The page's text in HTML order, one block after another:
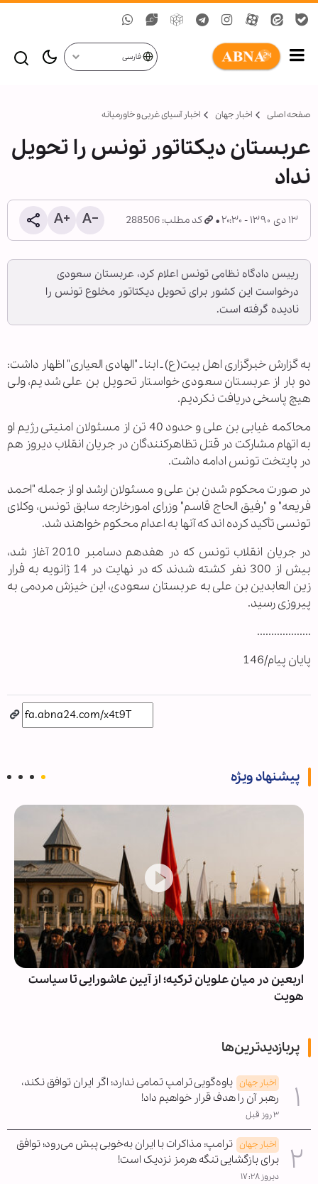
فارسی
صفحه اصلی اخبار جهان اخبار آسیای غربی و خاورمیانه
عربستان دیکتاتور تونس را تحویل
نداد
۱۳ دی ۱۳۹۰ - ۲۰:۳۰ کد مطلب: 288506
رییس دادگاه نظامی تونس اعلام کرد، عربستان سعودی
درخواست این کشور برای تحویل دیکتاتور مخلوع تونس را
نادیده گرفته است.
به گزارش خبرگزاری اهل بیت(ع) ـ ابنا ـ "الهادی العیاری" اظهار داشت:
دو بار از عربستان سعودی خواستار تحویل بن علی شدیم، ولی
هیچ پاسخی دریافت نکردیم.
محاکمه غیابی بن علی و حدود 40 تن از مسئولان امنیتی رژیم او
به اتهام مشارکت در قتل تظاهرکنندگان در جریان انقلاب دیروز هم
در پایتخت تونس ادامه داشت.
در صورت محکوم شدن بن علی و مسئولان ارشد او از جمله "احمد
فریعه" و "رفیق الحاج قاسم" وزرای امورخارجه سابق تونس، وکلای
تونسی تأکید کرده اند که آنها به اعدام محکوم خواهند شد.
در جریان انقلاب تونس که در هفدهم دسامبر 2010 آغاز شد،
بیش از 300 نفر کشته شدند که در نهایت در 14 ژانویه به فرار
زین العابدین بن علی به عربستان سعودی، این خیزش مردمی به
پیروزی رسید.
...................
پایان پیام/146
پیشنهاد ویژه
اربعین در میان علویان ترکیه؛ از آیین عاشورایی تا سیاست
هویت
پربازدیدترین‌ها
اخبار جهان یاوه‌گویی ترامپ تمامی ندارد؛ اگر ایران توافق نکند،
رهبر آن را هدف قرار خواهیم داد!
۳ روز قبل
اخبار جهان ترامپ: مذاکرات با ایران به‌خوبی پیش می‌رود؛ توافق
برای بازگشایی تنگه هرمز نزدیک است!
دیروز ۱۷:۲۸